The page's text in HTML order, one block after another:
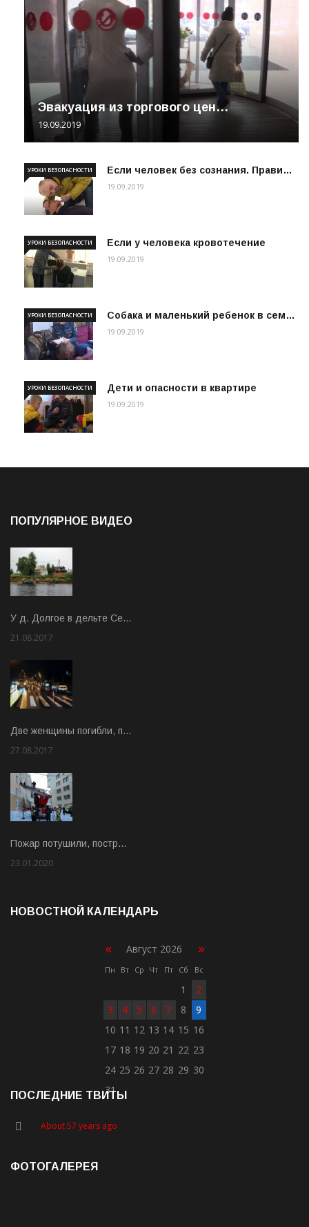
Эвакуация из торгового цен…
19.09.2019
Если человек без сознания. Прави…
УРОКИ БЕЗОПАСНОСТИ
19.09.2019
Если у человека кровотечение
УРОКИ БЕЗОПАСНОСТИ
19.09.2019
Собака и маленький ребенок в сем…
УРОКИ БЕЗОПАСНОСТИ
19.09.2019
Дети и опасности в квартире
УРОКИ БЕЗОПАСНОСТИ
19.09.2019
ПОПУЛЯРНОЕ ВИДЕО
У д. Долгое в дельте Се…
21.08.2017
Две женщины погибли, п…
27.08.2017
Пожар потушили, постр…
23.01.2020
НОВОСТНОЙ КАЛЕНДАРЬ
« Август 2026 »
Пн Вт Ср Чт Пт Сб Вс
1
2
3
4 5 6 7 8
9
10 11 12 13 14 15 16
17 18 19 20 21 22 23
24 25 26 27 28 29 30
31
ПОСЛЕДНИЕ ТВИТЫ
About 57 years ago
ФОТОГАЛЕРЕЯ